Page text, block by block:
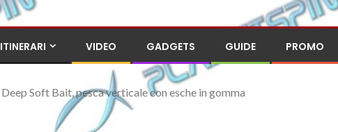
ITINERARI VIDEO GADGETS GUIDE PROMO
Deep Soft Bait, pesca verticale con esche in gomma